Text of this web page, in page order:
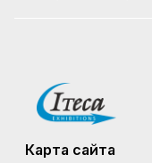
Карта сайта